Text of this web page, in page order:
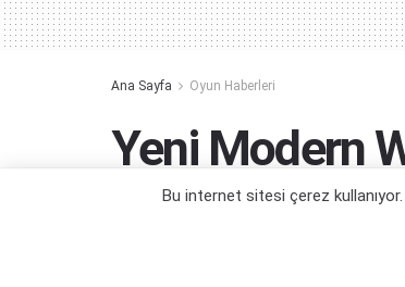
Ana Sayfa Oyun Haberleri
Yeni Modern
Ortaya Çıktı
Bu internet sitesi çerez